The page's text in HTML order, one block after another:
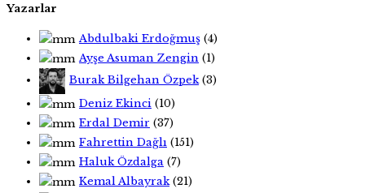
Yazarlar
Abdulbaki Erdoğmuş (4)
Ayşe Asuman Zengin (1)
Burak Bilgehan Özpek(3)
Deniz Ekinci (10)
Erdal Demir (37)
Fahrettin Dağlı (151)
Haluk Özdalga (7)
Kemal Albayrak(21)